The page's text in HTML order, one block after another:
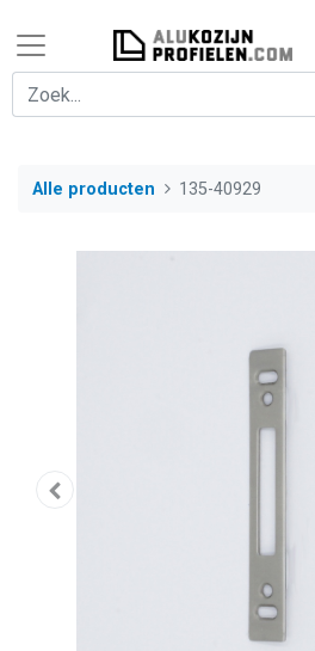
Alle producten 135-40929